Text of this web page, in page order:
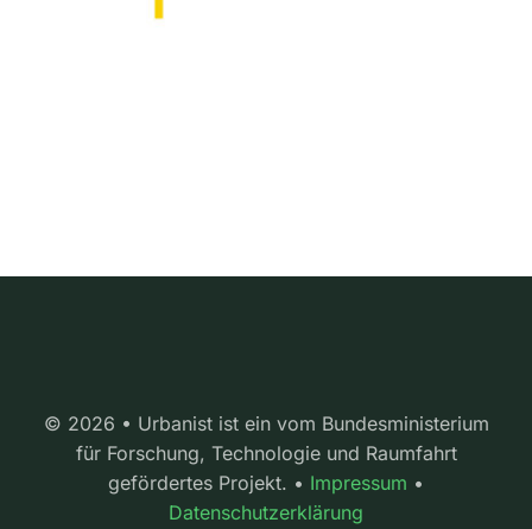
© 2026 • Urbanist ist ein vom Bundesministerium
für Forschung, Technologie und Raumfahrt
gefördertes Projekt. • Impressum •
Datenschutzerklärung